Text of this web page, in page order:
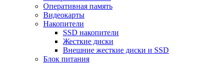
Оперативная память
Видеокарты
Накопители
SSD накопители
Жесткие диски
Внешние жесткие диски и SSD
Блок питания